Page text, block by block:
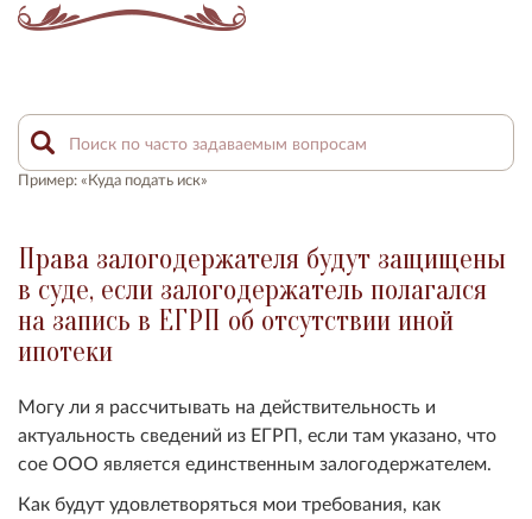
Пример: «Куда подать иск»
Права залогодержателя будут защищены
в суде, если залогодержатель полагался
на запись в ЕГРП об отсутствии иной
ипотеки
Могу ли я рассчитывать на действительность и
актуальность сведений из ЕГРП, если там указано, что
сое ООО является единственным залогодержателем.
Как будут удовлетворяться мои требования, как